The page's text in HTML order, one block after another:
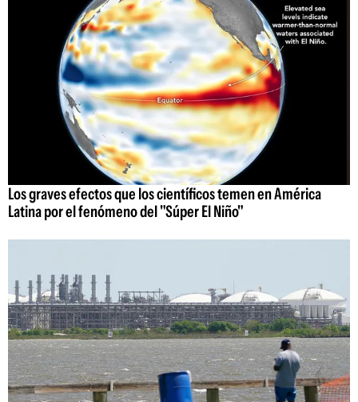
Los graves efectos que los científicos temen en América
Latina por el fenómeno del "Súper El Niño"